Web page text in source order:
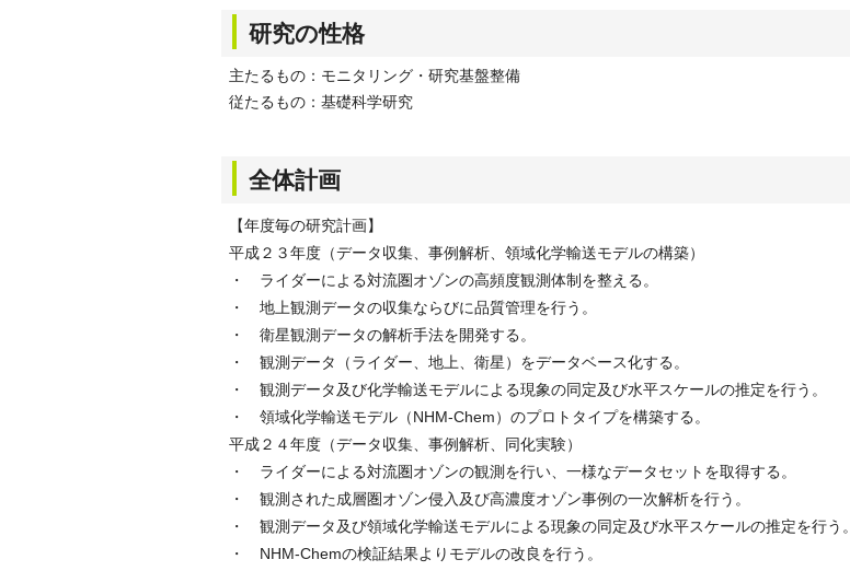
研究の性格
主たるもの：モニタリング・研究基盤整備
従たるもの：基礎科学研究
全体計画
【年度毎の研究計画】
平成２３年度（データ収集、事例解析、領域化学輸送モデルの構築）
・ ライダーによる対流圏オゾンの高頻度観測体制を整える。
・ 地上観測データの収集ならびに品質管理を行う。
・ 衛星観測データの解析手法を開発する。
・ 観測データ（ライダー、地上、衛星）をデータベース化する。
・ 観測データ及び化学輸送モデルによる現象の同定及び水平スケールの推定を行う。
・ 領域化学輸送モデル（NHM-Chem）のプロトタイプを構築する。
平成２４年度（データ収集、事例解析、同化実験）
・ ライダーによる対流圏オゾンの観測を行い、一様なデータセットを取得する。
・ 観測された成層圏オゾン侵入及び高濃度オゾン事例の一次解析を行う。
・ 観測データ及び領域化学輸送モデルによる現象の同定及び水平スケールの推定を行う。
・ NHM-Chemの検証結果よりモデルの改良を行う。